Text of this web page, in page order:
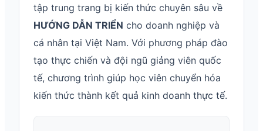
tập trung trang bị kiến thức chuyên sâu về
HƯỚNG DẪN TRIỂN cho doanh nghiệp và
cá nhân tại Việt Nam. Với phương pháp đào
tạo thực chiến và đội ngũ giảng viên quốc
tế, chương trình giúp học viên chuyển hóa
kiến thức thành kết quả kinh doanh thực tế.